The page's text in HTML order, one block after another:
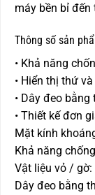
máy bền bỉ
Thông số sản
• Khả năng
• Hiển thị thứ
• Dây đeo
• Thiết kế đơn
Mặt kính
Khả năng
Vật liệu vỏ / gờ:
Dây đeo bằng